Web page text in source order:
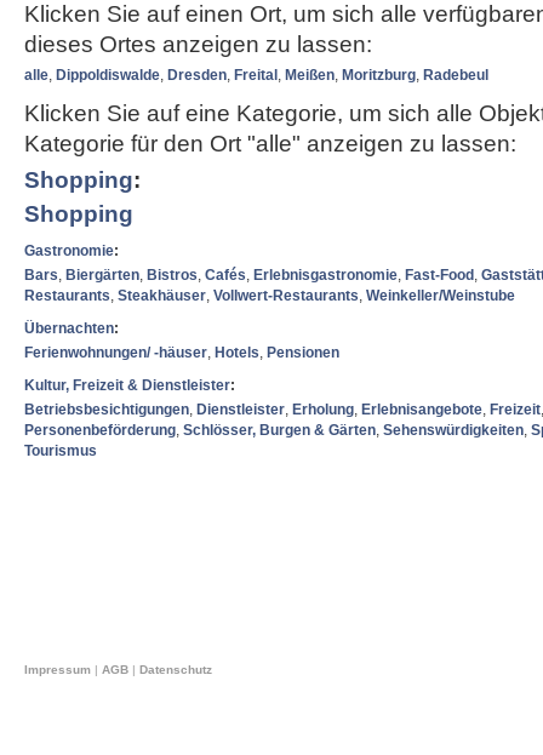
Klicken Sie auf einen Ort, um sich alle
dieses Ortes anzeigen zu lassen:
alle, Dippoldiswalde, Dresden, Freital , Meißen, Moritzburg, Radebeul
Klicken Sie auf eine Kategorie, um sich alle
Kategorie für den Ort "alle" anzeigen zu lassen:
Shopping:
Shopping
Gastronomie:
Bars, Biergärten, Bistros, Cafés, Erlebnisgastronomie, Fast-Food ,
Restaurants, Steakhäuser, Vollwert-Restaurants, Weinkeller/Weinstube
Übernachten:
Ferienwohnungen/ -häuser, Hotels, Pensionen
Kultur, Freizeit & Dienstleister:
Betriebsbesichtigungen, Dienstleister, Erholung, Erlebnisangebote, Freizeit
Personenbeförderung, Schlösser, Burgen & Gärten, Sehenswürdigkeiten,
Tourismus
Impressum AGB Datenschutz